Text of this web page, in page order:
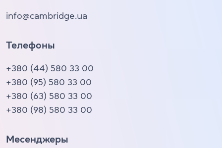
info@cambridge.ua
Телефоны
+380 (44) 580 33 00
+380 (95) 580 33 00
+380 (63) 580 33 00
+380 (98) 580 33 00
Месенджеры